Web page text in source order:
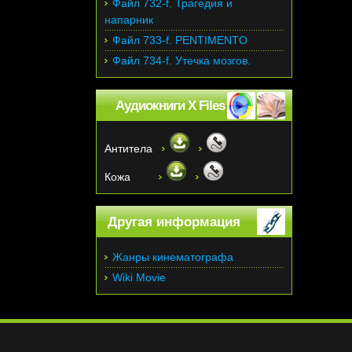
Файл 732-f. Трагедия и
напарник
Файл 733-f. PENTIMENTO
Файл 734-f. Утечка мозгов.
Аудиокниги X Files
Антитела
Кожа
Другая информация
Жанры кинематографа
Wiki Movie